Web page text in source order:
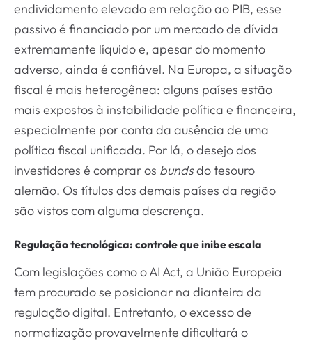
endividamento elevado em relação ao PIB, esse
passivo é financiado por um mercado de dívida
extremamente líquido e, apesar do momento
adverso, ainda é confiável. Na Europa, a situação
fiscal é mais heterogênea: alguns países estão
mais expostos à instabilidade política e financeira,
especialmente por conta da ausência de uma
política fiscal unificada. Por lá, o desejo dos
investidores é comprar os bundsdo tesouro
alemão. Os títulos dos demais países da região
são vistos com alguma descrença.
Regulação tecnológica: controle que inibe escala
Com legislações como o AI Act, a União Europeia
tem procurado se posicionar na dianteira da
regulação digital. Entretanto, o excesso de
normatização provavelmente dificultará o